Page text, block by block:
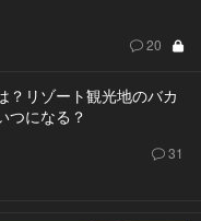
20
？リゾート観光地のバカ
つになる？
31